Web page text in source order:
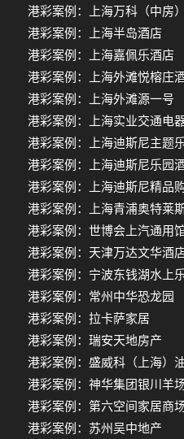
港彩案例：上海万科（中房
港彩案例：上海半岛酒店
港彩案例：上海嘉佩乐酒店
港彩案例：上海外滩悦榕庄
港彩案例：上海外滩源一号
港彩案例：上海实业交通电
港彩案例：上海迪斯尼主题
港彩案例：上海迪斯尼乐园
港彩案例：上海迪斯尼精品
港彩案例：上海青浦奥特莱
港彩案例：世博会上汽通用
港彩案例：天津万达文华酒
港彩案例：宁波东钱湖水上
港彩案例：常州中华恐龙园
港彩案例：拉卡萨家居
港彩案例：瑞安天地房产
港彩案例：盛威科（上海）
港彩案例：神华集团银川羊
港彩案例：第六空间家居商
港彩案例：苏州吴中地产